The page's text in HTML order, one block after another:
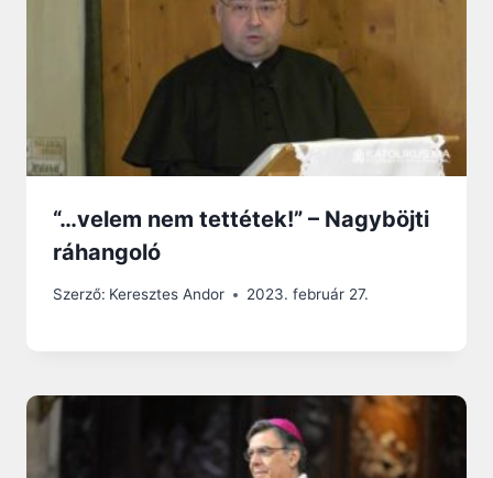
“…velem nem tettétek!” – Nagyböjti
ráhangoló
Szerző: Keresztes Andor 2023. február 27.